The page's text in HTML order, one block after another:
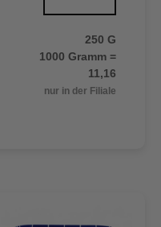
250 G
1000 Gramm =
11,16
nur in der Filiale